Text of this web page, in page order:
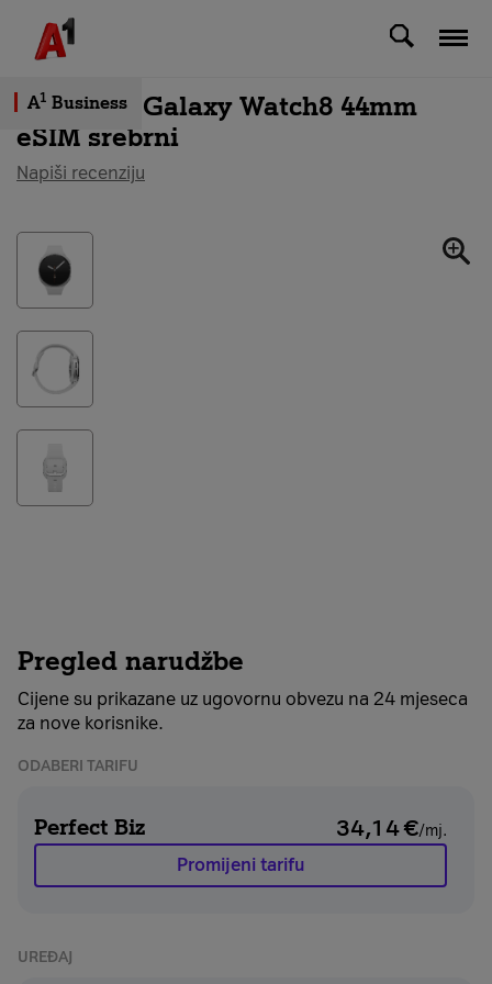
A1 Business
Svi uređaji
Samsung Galaxy Watch8 44mm
eSIM srebrni
Napiši recenziju
Pregled narudžbe
Cijene su prikazane uz ugovornu obvezu na 24 mjeseca
za nove korisnike.
ODABERI TARIFU
Perfect Biz 34,14€/mj.
Promijeni tarifu
UREĐAJ